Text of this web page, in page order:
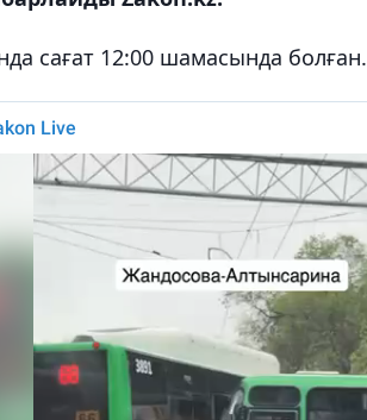
сағат 12:00 шамасында болған.